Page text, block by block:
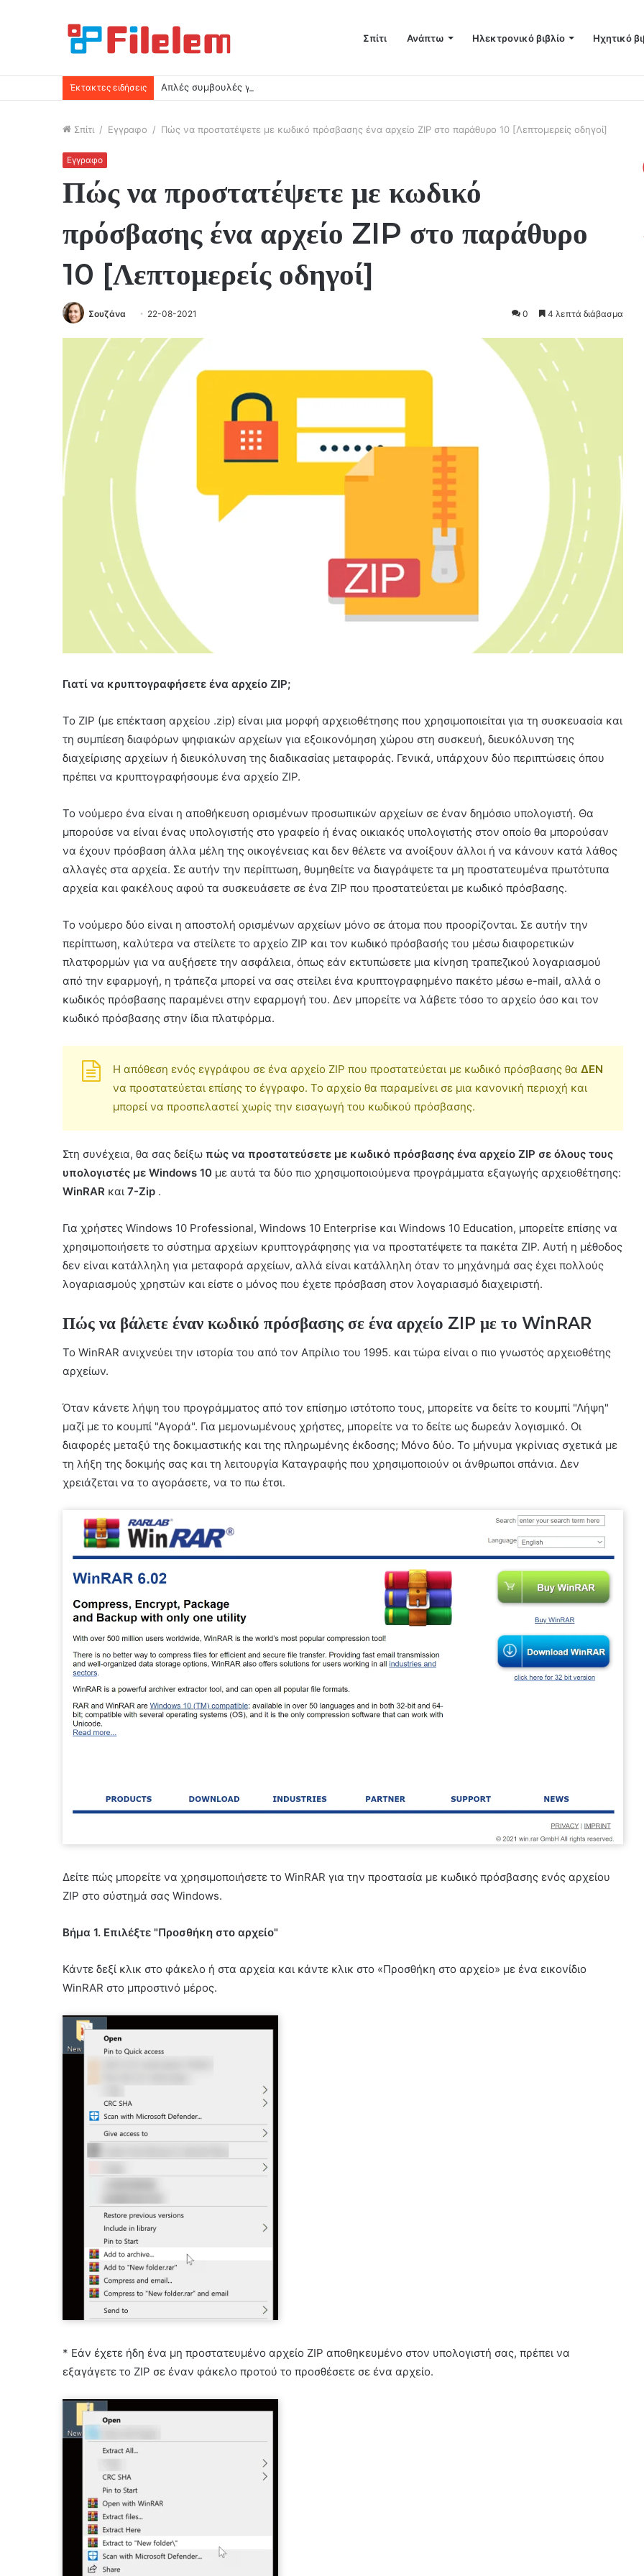
Σπίτι Ανάπτω Ηλεκτρονικό βιβλίο Ηχητικό
Έκτακτες ειδήσεις Απλές συμβουλές για να ελευθερώσετε περισσότερο χώρο στο Mac σας
Σπίτι / Εγγραφο / Πώς να προστατέψετε με κωδικό πρόσβασης ένα αρχείο ZIP στο παράθυρο 10 [Λεπτομερείς οδηγοί]
Εγγραφο
Πώς να προστατέψετε με κωδικό
πρόσβασης ένα αρχείο ZIP στο παράθυρο
10 [Λεπτομερείς οδηγοί]
Σουζάνα 22-08-2021 0 4 λεπτά διάβασμα
Γιατί να κρυπτογραφήσετε ένα αρχείο ZIP;
Το ZIP (με επέκταση αρχείου .zip) είναι μια μορφή αρχειοθέτησης που χρησιμοποιείται για τη συσκευασία και
τη συμπίεση διαφόρων ψηφιακών αρχείων για εξοικονόμηση χώρου στη συσκευή, διευκόλυνση της
διαχείρισης αρχείων ή διευκόλυνση της διαδικασίας μεταφοράς. Γενικά, υπάρχουν δύο περιπτώσεις όπου
πρέπει να κρυπτογραφήσουμε ένα αρχείο ZIP.
Το νούμερο ένα είναι η αποθήκευση ορισμένων προσωπικών αρχείων σε έναν δημόσιο υπολογιστή. Θα
μπορούσε να είναι ένας υπολογιστής στο γραφείο ή ένας οικιακός υπολογιστής στον οποίο θα μπορούσαν
να έχουν πρόσβαση άλλα μέλη της οικογένειας και δεν θέλετε να ανοίξουν άλλοι ή να κάνουν κατά λάθος
αλλαγές στα αρχεία. Σε αυτήν την περίπτωση, θυμηθείτε να διαγράψετε τα μη προστατευμένα πρωτότυπα
αρχεία και φακέλους αφού τα συσκευάσετε σε ένα ZIP που προστατεύεται με κωδικό πρόσβασης.
Το νούμερο δύο είναι η αποστολή ορισμένων αρχείων μόνο σε άτομα που προορίζονται. Σε αυτήν την
περίπτωση, καλύτερα να στείλετε το αρχείο ZIP και τον κωδικό πρόσβασής του μέσω διαφορετικών
πλατφορμών για να αυξήσετε την ασφάλεια, όπως εάν εκτυπώσετε μια κίνηση τραπεζικού λογαριασμού
από την εφαρμογή, η τράπεζα μπορεί να σας στείλει ένα κρυπτογραφημένο πακέτο μέσω e-mail, αλλά ο
κωδικός πρόσβασης παραμένει στην εφαρμογή του. Δεν μπορείτε να λάβετε τόσο το αρχείο όσο και τον
κωδικό πρόσβασης στην ίδια πλατφόρμα.
Η απόθεση ενός εγγράφου σε ένα αρχείο ZIP που προστατεύεται με κωδικό πρόσβασης θα ΔΕΝ
να προστατεύεται επίσης το έγγραφο. Το αρχείο θα παραμείνει σε μια κανονική περιοχή και
μπορεί να προσπελαστεί χωρίς την εισαγωγή του κωδικού πρόσβασης.
Στη συνέχεια, θα σας δείξω πώς να προστατεύσετε με κωδικό πρόσβασης ένα αρχείο ZIP σε όλους τους
υπολογιστές με Windows 10 με αυτά τα δύο πιο χρησιμοποιούμενα προγράμματα εξαγωγής αρχειοθέτησης:
WinRAR και 7-Zip .
Για χρήστες Windows 10 Professional, Windows 10 Enterprise και Windows 10 Education, μπορείτε επίσης να
χρησιμοποιήσετε το σύστημα αρχείων κρυπτογράφησης για να προστατέψετε τα πακέτα ZIP. Αυτή η μέθοδος
δεν είναι κατάλληλη για μεταφορά αρχείων, αλλά είναι κατάλληλη όταν το μηχάνημά σας έχει πολλούς
λογαριασμούς χρηστών και είστε ο μόνος που έχετε πρόσβαση στον λογαριασμό διαχειριστή.
Πώς να βάλετε έναν κωδικό πρόσβασης σε ένα αρχείο ZIP με το WinRAR
Το WinRAR ανιχνεύει την ιστορία του από τον Απρίλιο του 1995. και τώρα είναι ο πιο γνωστός αρχειοθέτης
αρχείων.
Όταν κάνετε λήψη του προγράμματος από τον επίσημο ιστότοπο τους, μπορείτε να δείτε το κουμπί "Λήψη"
μαζί με το κουμπί "Αγορά". Για μεμονωμένους χρήστες, μπορείτε να το δείτε ως δωρεάν λογισμικό. Οι
διαφορές μεταξύ της δοκιμαστικής και της πληρωμένης έκδοσης; Μόνο δύο. Το μήνυμα γκρίνιας σχετικά με
τη λήξη της δοκιμής σας και τη λειτουργία Καταγραφής που χρησιμοποιούν οι άνθρωποι σπάνια. Δεν
χρειάζεται να το αγοράσετε, να το πω έτσι.
Δείτε πώς μπορείτε να χρησιμοποιήσετε το WinRAR για την προστασία με κωδικό πρόσβασης ενός αρχείου
ZIP στο σύστημά σας Windows.
Βήμα 1. Επιλέξτε "Προσθήκη στο αρχείο"
Κάντε δεξί κλικ στο φάκελο ή στα αρχεία και κάντε κλικ στο «Προσθήκη στο αρχείο» με ένα εικονίδιο
WinRAR στο μπροστινό μέρος.
* Εάν έχετε ήδη ένα μη προστατευμένο αρχείο ZIP αποθηκευμένο στον υπολογιστή σας, πρέπει να
εξαγάγετε το ZIP σε έναν φάκελο προτού το προσθέσετε σε ένα αρχείο.